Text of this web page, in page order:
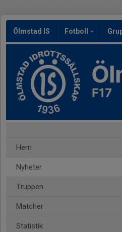
Ölmstad IS Fotboll
F17
Hem
Nyheter
Truppen
Matcher
Statistik